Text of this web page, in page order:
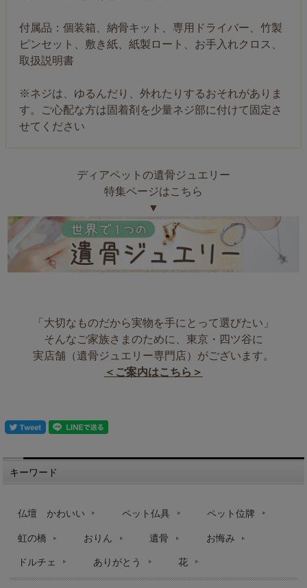
付属品：個装箱、納骨キット、専用ドライバー、竹製
ピンセット、敷き紙、紙製ロート、お手入れクロス、
取扱説明書
※ネジは、ゆるんだり、外れたりするおそれがありま
す。ご心配な方は固着剤を少量ネジ部に付けて固定さ
せてください
ディアペットの遺骨ジュエリー
特集ページはこちら
▼
「大切なものだから実物を手にとって選びたい」
そんなご家族さまのために、東京・四ツ谷に
実店舗（遺骨ジュエリー専門店）がございます。
＜ご案内はこちら＞
キーワード
仏壇 かわいい ペット仏具 ペット位牌
虹の橋 おりん 遺骨 お悔み
ドルチェ ありがとう 花